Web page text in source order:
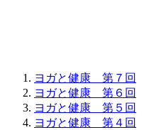
ヨガと健康 第７回
ヨガと健康 第６回
ヨガと健康 第５回
ヨガと健康 第４回